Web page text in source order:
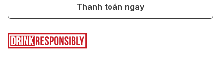
Thanh toán ngay